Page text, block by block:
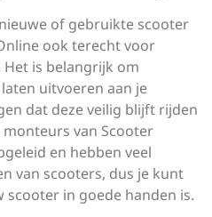
of gebruikte scooter
ook terecht voor
is belangrijk om
uitvoeren aan je
dat deze veilig blijft rijden
van Scooter
en hebben veel
van scooters, dus je kunt
in goede handen is.